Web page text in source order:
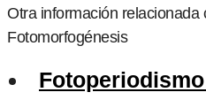
Otra información relacionada
Fotomorfogénesis